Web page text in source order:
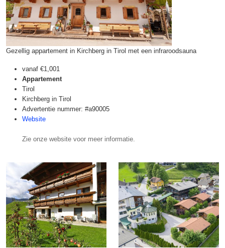
Gezellig appartement in Kirchberg in Tirol met een infraroodsauna
vanaf €1,001
Appartement
Tirol
Kirchberg in Tirol
Advertentie nummer: #a90005
Website
Zie onze website voor meer informatie.